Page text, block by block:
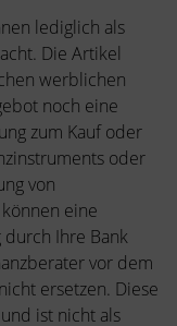
lediglich als
Die Artikel
werblichen
noch eine
zum Kauf oder
oder
von
eine
durch Ihre Bank
vor dem
ersetzen. Diese
ist nicht als